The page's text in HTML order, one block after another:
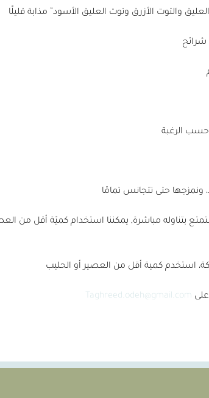
حسب الرغبة
بتناوله مباشرة, يمكننا استخدام كميّة أقل من
Taghreed.odeh@gmail.com